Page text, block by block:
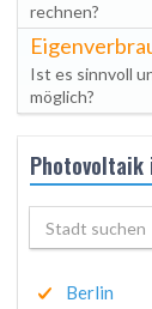
rechnen?
Ist es sinnvoll
möglich?
Photovoltaik
Berlin